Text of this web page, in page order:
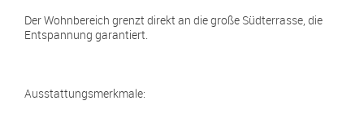
Der Wohnbereich grenzt direkt an die große Südterrasse, die
Entspannung garantiert.
Ausstattungsmerkmale: